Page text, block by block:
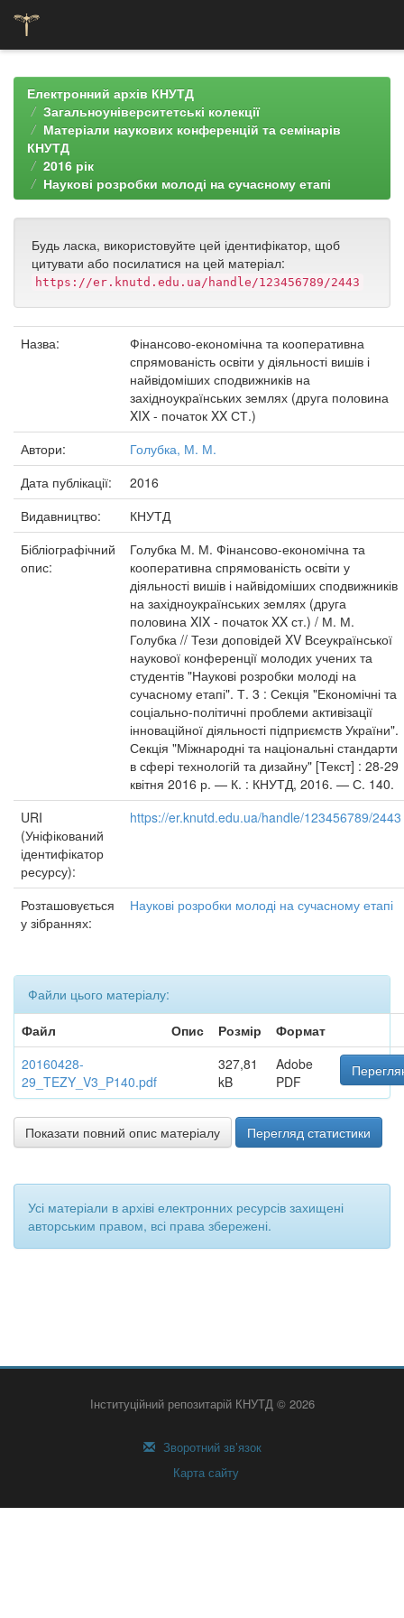
navigationЕлектронний архів КНУТД
Загальноуніверситетські колекції
Матеріали наукових конференцій та семінарів
КНУТД
2016 рік
Наукові розробки молоді на сучасному етапі
Будь ласка, використовуйте цей ідентифікатор, щоб
цитувати або посилатися на цей матеріал:
https://er.knutd.edu.ua/handle/123456789/2443
Назва:
Фінансово-економічна та кооперативна
спрямованість освіти у діяльності вишів і
найвідоміших сподвижників на
західноукраїнських землях (друга половина
XIX - початок XX СТ.)
Автори:
Голубка, М. М.
Дата публікації:
2016
Видавництво:
КНУТД
Бібліографічний
опис:
Голубка М. М. Фінансово-економічна та
кооперативна спрямованість освіти у
діяльності вишів і найвідоміших сподвижників
на західноукраїнських землях (друга
половина XIX - початок XX ст.) / М. М.
Голубка // Тези доповідей XV Всеукраїнської
наукової конференції молодих учених та
студентів "Наукові розробки молоді на
сучасному етапі". Т. 3 : Секція "Економічні та
соціально-політичні проблеми активізації
інноваційної діяльності підприємств України".
Секція "Міжнародні та національні стандарти
в сфері технологій та дизайну" [Текст] : 28-29
квітня 2016 р. — К. : КНУТД, 2016. — С. 140.
URI
(Уніфікований
ідентифікатор
ресурсу):
https://er.knutd.edu.ua/handle/123456789/2443
Розташовується
у зібраннях:
Наукові розробки молоді на сучасному етапі
Файли цього матеріалу:
Файл
Опис Розмір
Формат
20160428-
29_TEZY_V3_P140.pdf
327,81
kB
Adobe
PDF
Показати повний опис матеріалу Перегляд статистики
Усі матеріали в архіві електронних ресурсів захищені
авторським правом, всі права збережені.
Інституційний репозитарій КНУТД © 2026
Зворотний зв’язок
Карта сайту